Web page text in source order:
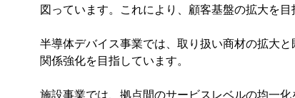
図っています。これにより、顧客基盤の拡大を目
半導体デバイス事業では、取り扱い商材の拡大
関係強化を目指しています。
施設事業では、拠点間のサービスレベルの均一